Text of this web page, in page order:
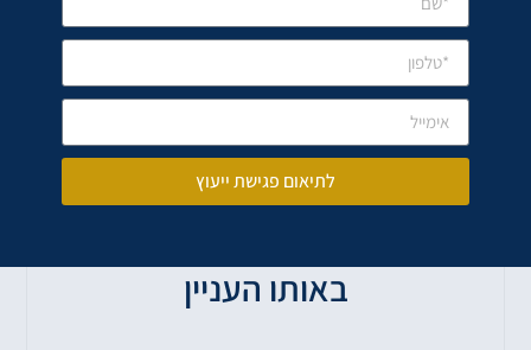
לתיאום פגישת ייעוץ
באותו העניין